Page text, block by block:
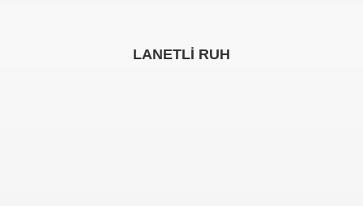
LANETLİ RUH